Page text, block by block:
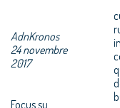
AdnKronos
24 novembre
2017
Focus su